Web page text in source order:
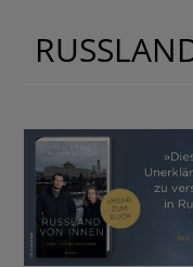
SPIELE
GESCHENKIDEEN
SCHULE & BÜRO